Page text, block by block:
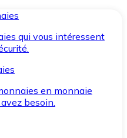
qui vous intéressent
en monnaie
besoin.